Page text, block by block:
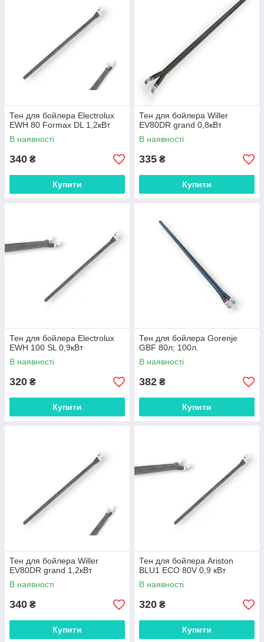
Тен для бойлера Electrolux
EWH 80 Formax DL 1,2кВт
В наявності
340 ₴
Купити
Тен для бойлера Willer
EV80DR grand 0,8кВт
В наявності
335 ₴
Купити
Тен для бойлера Electrolux
EWH 100 SL 0,9кВт
В наявності
320 ₴
Купити
Тен для бойлера Gorenje
GBF 80л; 100л.
В наявності
382 ₴
Купити
Тен для бойлера Willer
EV80DR grand 1,2кВт
В наявності
340 ₴
Купити
Тен для бойлера Ariston
BLU1 ECO 80V 0,9 кВт
В наявності
320 ₴
Купити